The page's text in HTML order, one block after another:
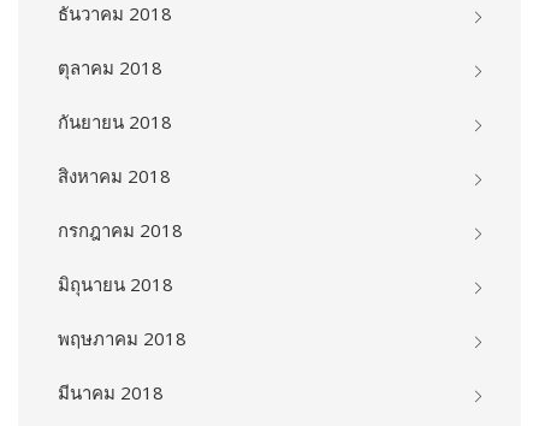
ธันวาคม 2018
ตุลาคม 2018
กันยายน 2018
สิงหาคม 2018
กรกฎาคม 2018
มิถุนายน 2018
พฤษภาคม 2018
มีนาคม 2018